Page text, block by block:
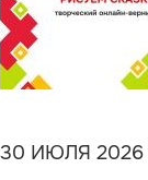
30 ИЮЛЯ 2026